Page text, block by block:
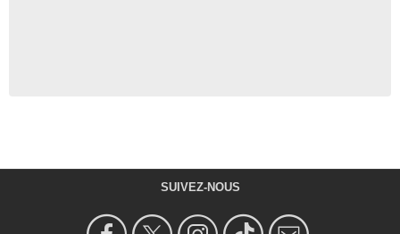
SUIVEZ-NOUS